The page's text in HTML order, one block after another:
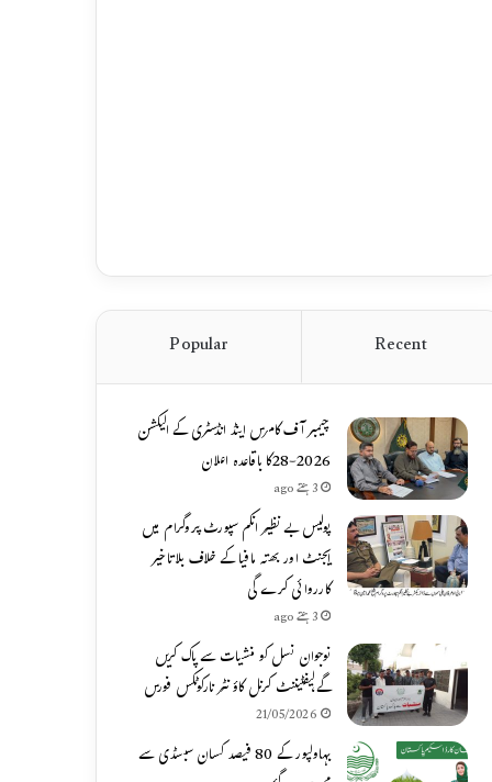
Recent
Popular
چیمبر آف کامرس اینڈ انڈسٹری کے الیکشن
2026-28کا باقاعدہ اعلان
3 ہفتے ago
پولیس بے نظیر انکم سپورٹ پروگرام میں
ایجنٹ اور بھتہ مافیا کے خلاف بلاتاخیر
کارروائی کرے گی
3 ہفتے ago
نوجوان نسل کو منشیات سے پاک کریں
گے،لیفٹیننٹ کرنل کاؤنٹر نارکوٹکس فورس
21/05/2026
بہاولپور کے 80 فیصد کسان سبسڈی سے